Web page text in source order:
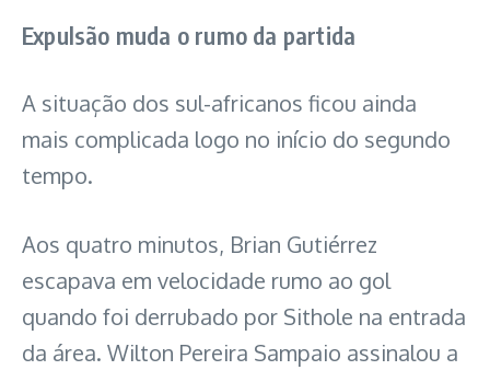
Expulsão muda o rumo da partida
A situação dos sul-africanos ficou ainda
mais complicada logo no início do segundo
tempo.
Aos quatro minutos, Brian Gutiérrez
escapava em velocidade rumo ao gol
quando foi derrubado por Sithole na entrada
da área. Wilton Pereira Sampaio assinalou a